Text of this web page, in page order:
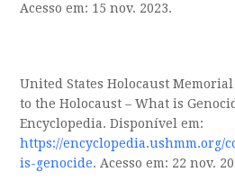
Acesso em: 15 nov. 2023.
United States Holocaust
to the Holocaust – What is
Encyclopedia. Disponível em:
https://encyclopedia.ushmm.org/
is-genocide. Acesso em: 22 nov.